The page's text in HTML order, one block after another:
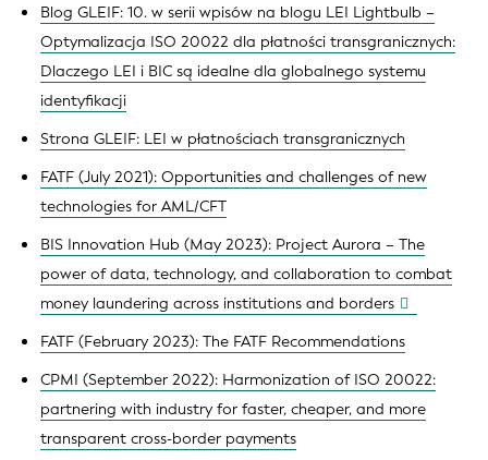
Blog GLEIF: 10. w serii wpisów na blogu LEI Lightbulb –
Optymalizacja ISO 20022 dla płatności transgranicznych:
Dlaczego LEI i BIC są idealne dla globalnego systemu
identyfikacji
Strona GLEIF: LEI w płatnościach transgranicznych
FATF (July 2021): Opportunities and challenges of new
technologies for AML/CFT
BIS Innovation Hub (May 2023): Project Aurora – The
power of data, technology, and collaboration to combat
money laundering across institutions and borders
FATF (February 2023): The FATF Recommendations
CPMI (September 2022): Harmonization of ISO 20022:
partnering with industry for faster, cheaper, and more
transparent cross-border payments